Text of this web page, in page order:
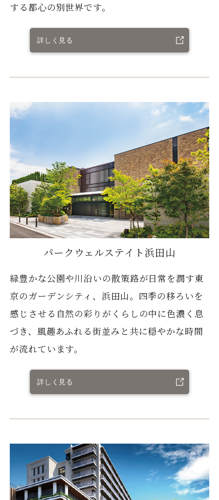
する都心の別世界です。
詳しく見る
パークウェルステイト浜田山
緑豊かな公園や川沿いの散策路が日常を潤す東
京のガーデンシティ、浜田山。四季の移ろいを
感じさせる自然の彩りがくらしの中に色濃く息
づき、風趣あふれる街並みと共に穏やかな時間
が流れています。
詳しく見る